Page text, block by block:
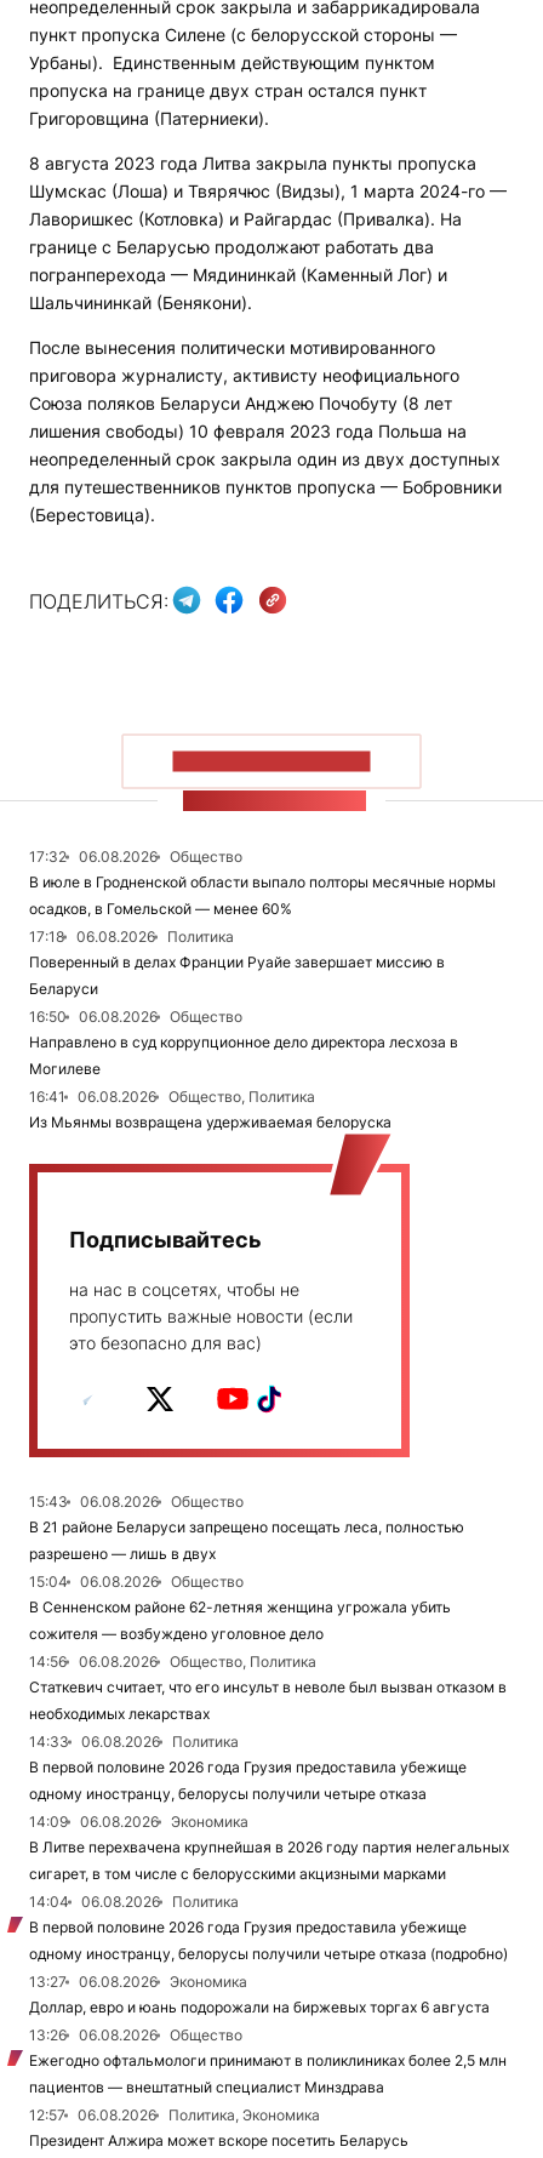
неопределенный срок закрыла и забаррикадировала
пункт пропуска Силене (с белорусской стороны —
Урбаны). Единственным действующим пунктом
пропуска на границе двух стран остался пункт
Григоровщина (Патерниеки).
8 августа 2023 года Литва закрыла пункты пропуска
Шумскас (Лоша) и Твярячюс (Видзы), 1 марта 2024-го —
Лаворишкес (Котловка) и Райгардас (Привалка). На
границе с Беларусью продолжают работать два
погранперехода — Мядининкай (Каменный Лог) и
Шальчининкай (Бенякони).
После вынесения политически мотивированного
приговора журналисту, активисту неофициального
Союза поляков Беларуси Анджею Почобуту (8 лет
лишения свободы) 10 февраля 2023 года Польша на
неопределенный срок закрыла один из двух доступных
для путешественников пунктов пропуска — Бобровники
(Берестовица).
ПОДЕЛИТЬСЯ:
17:32 06.08.2026
Общество
В июле в Гродненской области выпало полторы месячные нормы
осадков, в Гомельской — менее 60%
17:18
06.08.2026
Политика
Поверенный в делах Франции Руайе завершает миссию в
Беларуси
16:50
06.08.2026
Общество
Направлено в суд коррупционное дело директора лесхоза в
Могилеве
16:41
06.08.2026
Общество, Политика
Из Мьянмы возвращена удерживаемая белоруска
Подписывайтесь
на нас в соцсетях, чтобы не
пропустить важные новости (если
это безопасно для вас)
15:43 06.08.2026
Общество
В 21 районе Беларуси запрещено посещать леса, полностью
разрешено — лишь в двух
15:04
06.08.2026
Общество
В Сенненском районе 62-летняя женщина угрожала убить
сожителя — возбуждено уголовное дело
14:56
06.08.2026
Общество, Политика
Статкевич считает, что его инсульт в неволе был вызван отказом в
необходимых лекарствах
14:33
06.08.2026
Политика
В первой половине 2026 года Грузия предоставила убежище
одному иностранцу, белорусы получили четыре отказа
14:09
06.08.2026
Экономика
В Литве перехвачена крупнейшая в 2026 году партия нелегальных
сигарет, в том числе с белорусскими акцизными марками
14:04
06.08.2026
Политика
В первой половине 2026 года Грузия предоставила убежище
одному иностранцу, белорусы получили четыре отказа (подробно)
13:27
06.08.2026
Экономика
Доллар, евро и юань подорожали на биржевых торгах 6 августа
13:26
06.08.2026
Общество
Ежегодно офтальмологи принимают в поликлиниках более 2,5 млн
пациентов — внештатный специалист Минздрава
12:57
06.08.2026
Политика, Экономика
Президент Алжира может вскоре посетить Беларусь